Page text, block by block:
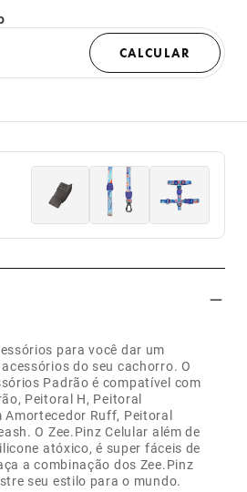
CALCULAR
para você dar um
do seu cachorro. O
Padrão é compatível com
Peitoral H, Peitoral
Amortecedor Ruff, Peitoral
O Zee.Pinz Celular além de
atóxico, é super fáceis de
a combinação dos Zee.Pinz
seu estilo para o mundo.